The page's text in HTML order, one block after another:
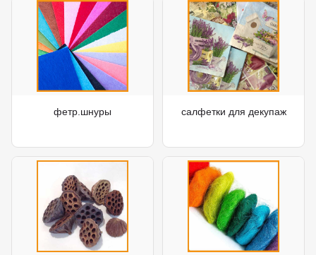
фетр.шнуры салфетки для декупаж